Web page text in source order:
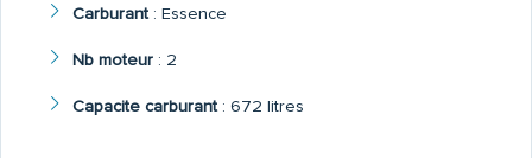
Carburant: Essence
Nb moteur: 2
Capacite carburant: 672 litres